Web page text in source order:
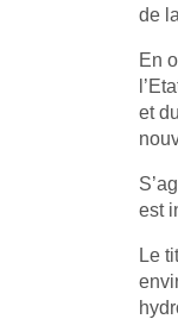
de
En
et
est
Le